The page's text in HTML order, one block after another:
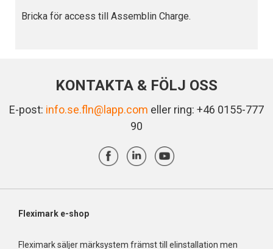
Bricka för access till Assemblin Charge.
KONTAKTA & FÖLJ OSS
E-post: info.se.fln@lapp.com eller ring: +46 0155-777
90
Fleximark e-shop
Fleximark säljer märksystem främst till elinstallation men